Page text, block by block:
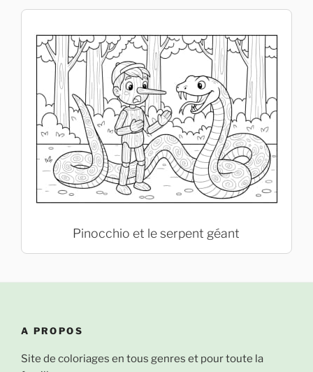
Pinocchio et le serpent géant
A PROPOS
Site de coloriages en tous genres et pour toute la